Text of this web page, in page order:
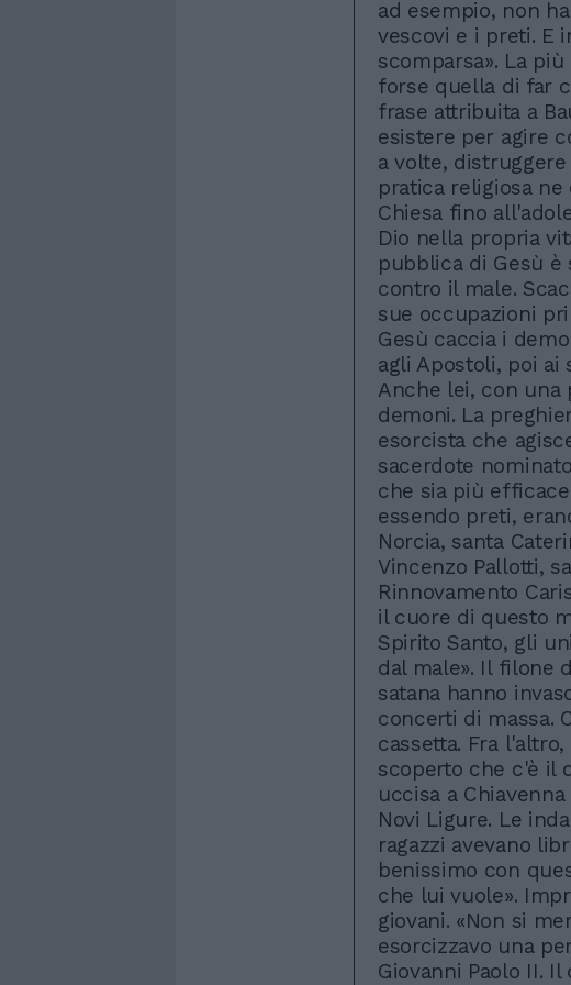
ad esempio, non
vescovi e i preti. E
scomparsa». La
forse quella di far
frase attribuita a
esistere per agire
a volte,
pratica religiosa
Chiesa fino
Dio nella propria
pubblica di Gesù è
contro il male.
sue occupazioni
Gesù caccia i
agli Apostoli, poi ai
Anche lei, con una
demoni. La
esorcista che
sacerdote
che sia più
essendo preti,
Norcia, santa
Vincenzo Pallotti,
Rinnovamento
il cuore di questo
Spirito Santo, gli
dal male». Il filone
satana hanno
concerti di massa.
cassetta. Fra
scoperto che c'è il
uccisa a
Novi Ligure. Le
ragazzi avevano
benissimo con
che lui vuole».
giovani. «Non si
esorcizzavo una
Giovanni Paolo II.